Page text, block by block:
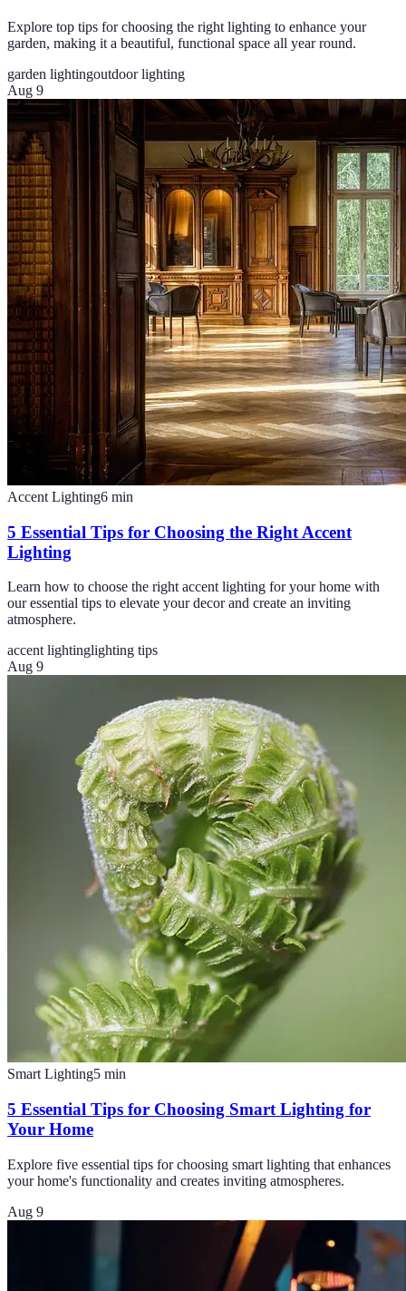
Explore top tips for choosing the right lighting to enhance your
garden, making it a beautiful, functional space all year round.
garden lightingoutdoor lighting
Aug 9
Accent Lighting6 min
5 Essential Tips for Choosing the Right Accent
Lighting
Learn how to choose the right accent lighting for your home with
our essential tips to elevate your decor and create an inviting
atmosphere.
accent lightinglighting tips
Aug 9
Smart Lighting5 min
5 Essential Tips for Choosing Smart Lighting for
Your Home
Explore five essential tips for choosing smart lighting that enhances
your home's functionality and creates inviting atmospheres.
Aug 9